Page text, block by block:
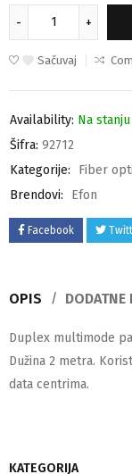
KATEGORIJA
Sačuvaj
Availability: Na stanju
Šifra: 92712
Kategorije:
Fiber
Brendovi:
Efon
Facebook
OPIS DODATNE
Duplex multimode
Dužina 2 metra.
data centrima.